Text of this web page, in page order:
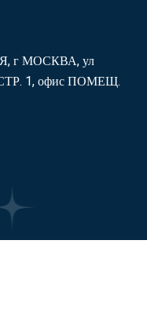
г МОСКВА, ул
1, офис ПОМЕЩ.